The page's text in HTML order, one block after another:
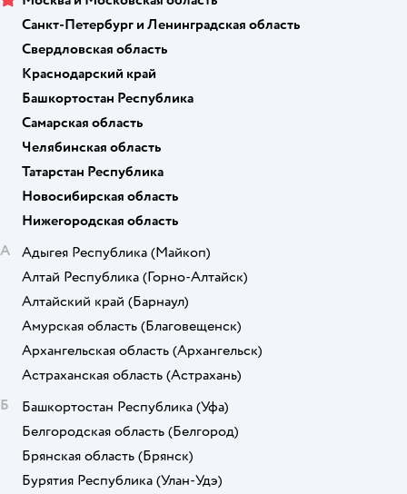
Санкт-Петербург и Ленинградская область
Свердловская область
Краснодарский край
Башкортостан Республика
Самарская область
Челябинская область
Татарстан Республика
Новосибирская область
Нижегородская область
А
Адыгея Республика (Майкоп)
Алтай Республика (Горно-Алтайск)
Алтайский край (Барнаул)
Амурская область (Благовещенск)
Архангельская область (Архангельск)
Астраханская область (Астрахань)
Б
Башкортостан Республика (Уфа)
Белгородская область (Белгород)
Брянская область (Брянск)
Бурятия Республика (Улан-Удэ)